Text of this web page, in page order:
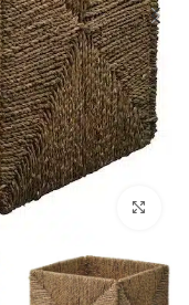
بزرگنمایی تصویر